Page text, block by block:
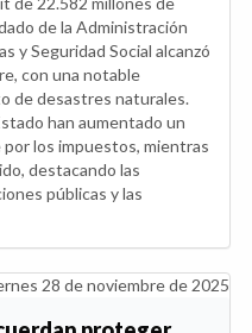
de la Administración
y Seguridad Social alcanzó
con una notable
de desastres naturales.
han aumentado un
los impuestos, mientras
destacando las
públicas y las
28 de noviembre de 2025